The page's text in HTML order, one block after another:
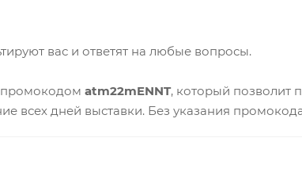
вас и ответят на любые вопросы.
промокодом atm22mENNT, который позволит
всех дней выставки. Без указания